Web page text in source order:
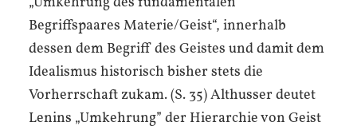
Begriffspaares Materie/Geist“, innerhalb
dessen dem Begriff des Geistes und damit dem
Idealismus historisch bisher stets die
Vorherrschaft zukam. (S. 35) Althusser deutet
Lenins „Umkehrung” der Hierarchie von Geist